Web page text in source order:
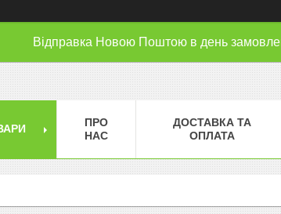
Відправка Новою Поштою в день
ПРО
НАС
ДОСТАВКА ТА
ОПЛАТА